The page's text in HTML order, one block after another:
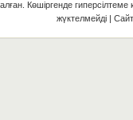
Көшіргенде гиперсілтеме
жүктелмейді |